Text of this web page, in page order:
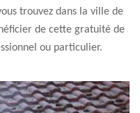
trouvez dans la ville de
de cette gratuité de
ou particulier.